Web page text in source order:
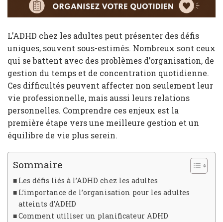
L’ADHD chez les adultes peut présenter des défis
uniques, souvent sous-estimés. Nombreux sont ceux
qui se battent avec des problèmes d’organisation, de
gestion du temps et de concentration quotidienne.
Ces difficultés peuvent affecter non seulement leur
vie professionnelle, mais aussi leurs relations
personnelles. Comprendre ces enjeux est la
première étape vers une meilleure gestion et un
équilibre de vie plus serein.
Sommaire
Les défis liés à l’ADHD chez les adultes
L’importance de l’organisation pour les adultes
atteints d’ADHD
Comment utiliser un planificateur ADHD